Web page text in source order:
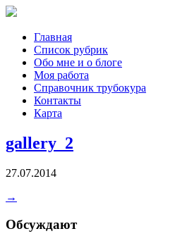
Главная
Список рубрик
Обо мне и о блоге
Моя работа
Справочник трубокура
Контакты
Карта
gallery_2
27.07.2014
→
Обсуждают